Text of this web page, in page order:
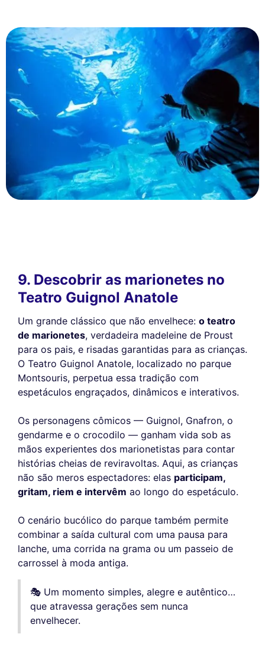
9. Descobrir as marionetes no
Teatro Guignol Anatole
Um grande clássico que não envelhece: o teatro
de marionetes, verdadeira madeleine de Proust
para os pais, e risadas garantidas para as crianças.
O Teatro Guignol Anatole, localizado no parque
Montsouris, perpetua essa tradição com
espetáculos engraçados, dinâmicos e interativos.
Os personagens cômicos — Guignol, Gnafron, o
gendarme e o crocodilo — ganham vida sob as
mãos experientes dos marionetistas para contar
histórias cheias de reviravoltas. Aqui, as crianças
não são meros espectadores: elas participam,
gritam, riem e intervêm ao longo do espetáculo.
O cenário bucólico do parque também permite
combinar a saída cultural com uma pausa para
lanche, uma corrida na grama ou um passeio de
carrossel à moda antiga.
🎭 Um momento simples, alegre e autêntico…
que atravessa gerações sem nunca
envelhecer.